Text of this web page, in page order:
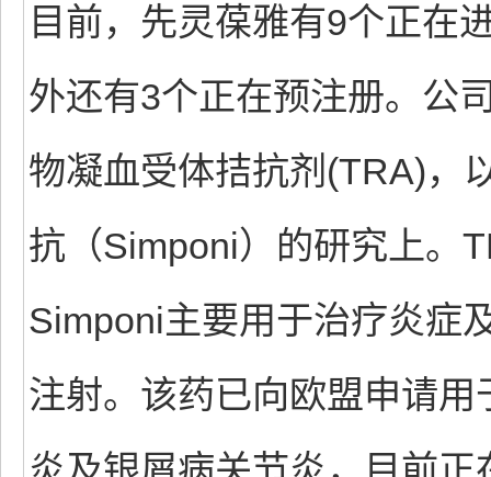
目前，先灵葆雅有9个正在
外还有3个正在预注册。公
物凝血受体拮抗剂(TRA)，
抗（Simponi）的研究上。
Simponi主要用于治疗炎症
注射。该药已向欧盟申请